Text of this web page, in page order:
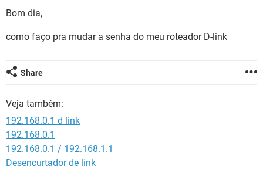
GUIA DE COMPRAS
CELULAR
OUTLOOK EXCEL
GUIA DE COMPRAS
Bom dia,
como faço pra mudar a senha do meu roteador D-link
Share
Veja também:
192.168.0.1 d link
192.168.0.1
192.168.0.1 / 192.168.1.1
Desencurtador de link